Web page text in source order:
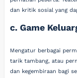
dan kritik sosial yang
c. Game
Mengatur berbagai
tarik tambang, atau
dan kegembiraan bagi